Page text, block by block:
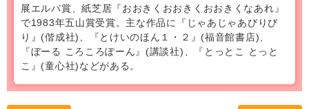
展エルバ賞、紙芝居『おおきくおおきくおおきくなあれ』
で1983年五山賞受賞。主な作品に『じゃあじゃあびりび
り』(偕成社)、『とけいのほん１・２』(福音館書店)、
『ぼーる ころころぽーん』(講談社)、『とっとこ とっと
こ』(童心社)などがある。